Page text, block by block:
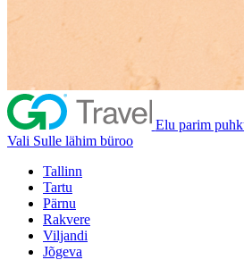
Elu parim
Vali Sulle lähim büroo
Tallinn
Tartu
Pärnu
Rakvere
Viljandi
Jõgeva